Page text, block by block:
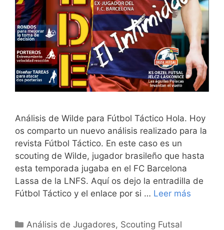
Análisis de Wilde para Fútbol Táctico Hola. Hoy
os comparto un nuevo análisis realizado para la
revista Fútbol Táctico. En este caso es un
scouting de Wilde, jugador brasileño que hasta
esta temporada jugaba en el FC Barcelona
Lassa de la LNFS. Aquí os dejo la entradilla de
Fútbol Táctico y el enlace por si … Leer más
Categorías
Análisis de Jugadores, Scouting Futsal